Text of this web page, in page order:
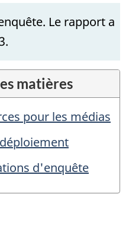
Le rapport a
matières
pour les médias
d'enquête